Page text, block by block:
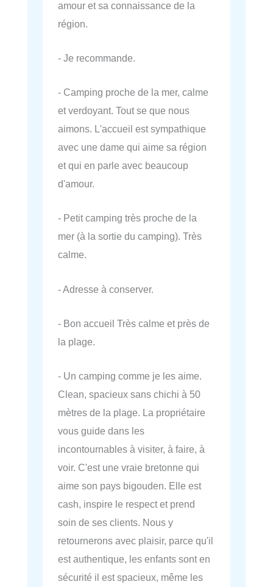
amour et sa connaissance de la
région.
- Je recommande.
- Camping proche de la mer, calme
et verdoyant. Tout se que nous
aimons. L'accueil est sympathique
avec une dame qui aime sa région
et qui en parle avec beaucoup
d'amour.
- Petit camping très proche de la
mer (à la sortie du camping). Très
calme.
- Adresse à conserver.
- Bon accueil Très calme et près de
la plage.
- Un camping comme je les aime.
Clean, spacieux sans chichi à 50
mètres de la plage. La propriétaire
vous guide dans les
incontournables à visiter, à faire, à
voir. C'est une vraie bretonne qui
aime son pays bigouden. Elle est
cash, inspire le respect et prend
soin de ses clients. Nous y
retournerons avec plaisir, parce qu'il
est authentique, les enfants sont en
sécurité il est spacieux, même les